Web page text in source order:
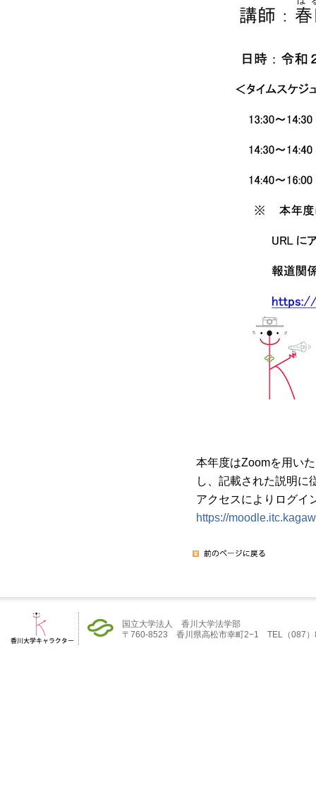
本年度はZoomを用い
し、記載された説明に
アクセスによりログイ
https://
国立大学法人 香川大学法学部
〒760-8523 香川県高松市幸町2−1 TEL（087）